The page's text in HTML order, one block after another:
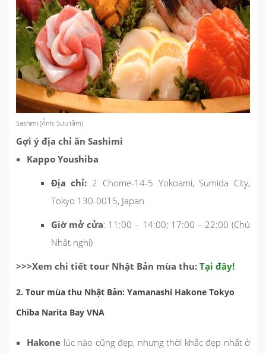
Sashimi (Ảnh: Sưu tầm)
Gợi ý địa chỉ ăn Sashimi
Kappo Youshiba
Địa chỉ: 2 Chome-14-5 Yokoami, Sumida City,
Tokyo 130-0015, Japan
Giờ mở cửa: 11:00 – 14:00; 17:00 – 22:00 (Chủ
Nhật nghỉ)
>>>Xem chi tiết tour Nhật Bản mùa thu: Tại đây!
2. Tour mùa thu Nhật Bản: Yamanashi Hakone Tokyo
Chiba Narita Bay VNA
Hakone lúc nào cũng đẹp, nhưng thời khắc đẹp nhất ở